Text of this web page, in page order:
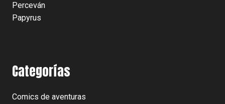
Perceván
Papyrus
Categorías
Comics de aventuras